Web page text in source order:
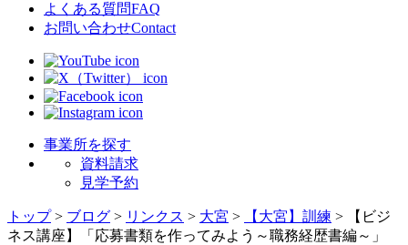
よくある質問FAQ
お問い合わせContact
事業所を探す
資料請求
見学予約
トップ> ブログ > リンクス > 大宮 > 【大宮】訓練 >
【ビジ
ネス講座】「応募書類を作ってみよう～職務経歴書編～」